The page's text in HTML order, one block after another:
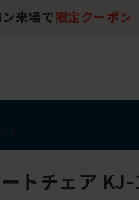
来場で 限定クーポン
トチェア